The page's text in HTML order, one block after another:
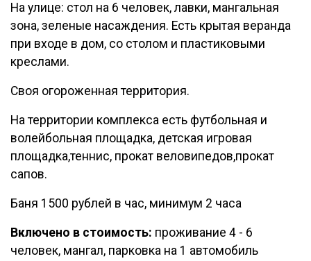
На улице: стол на 6 человек, лавки, мангальная
зона, зеленые насаждения. Есть крытая веранда
при входе в дом, со столом и пластиковыми
креслами.
Своя огороженная территория.
На территории комплекса есть футбольная и
волейбольная площадка, детская игровая
площадка,теннис, прокат веловипедов,прокат
сапов.
Баня 1500 рублей в час, минимум 2 часа
Включено в стоимость: проживание 4 - 6
человек, мангал, парковка на 1 автомобиль